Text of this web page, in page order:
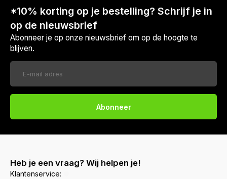
*10% korting op je bestelling? Schrijf je in
op de nieuwsbrief
Abonneer je op onze nieuwsbrief om op de hoogte te
blijven.
Abonneer
Heb je een vraag? Wij helpen je!
Klantenservice: